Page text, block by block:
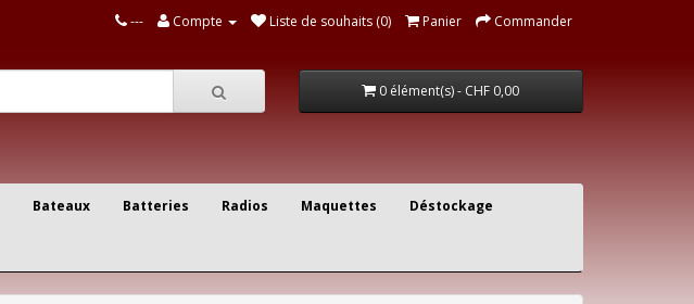
--- Compte Liste de souhaits (0) Panier Commander
0 élément(s) - CHF 0,00
Bateaux Batteries Radios Maquettes Déstockage